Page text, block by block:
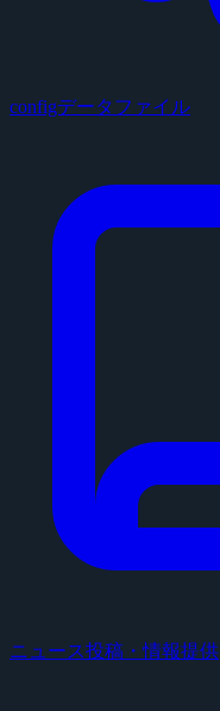
configデータファイル
ニュース投稿・情報提供